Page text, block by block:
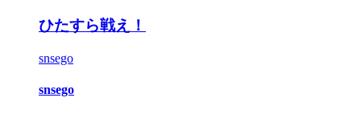
ひたすら戦え！
snsego
snsego